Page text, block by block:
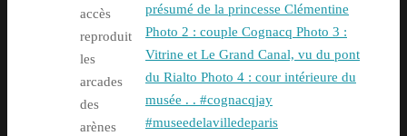
accès
reproduit
les
arcades
des
arènes